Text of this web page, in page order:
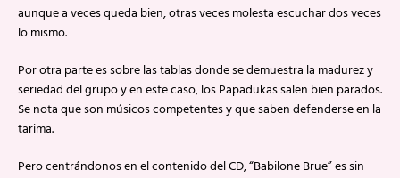
aunque a veces queda bien, otras veces molesta escuchar dos veces
lo mismo.
Por otra parte es sobre las tablas donde se demuestra la madurez y
seriedad del grupo y en este caso, los Papadukas salen bien parados.
Se nota que son músicos competentes y que saben defenderse en la
tarima.
Pero centrándonos en el contenido del CD, “Babilone Brue” es sin